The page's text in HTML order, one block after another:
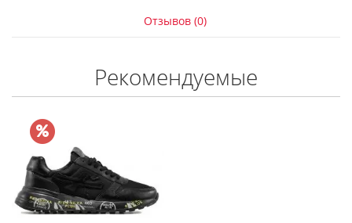
Отзывов (0)
Рекомендуемые